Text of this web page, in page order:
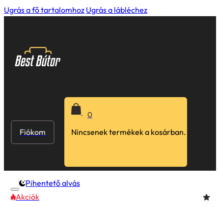
Ugrás a fő tartalomhoz Ugrás a lábléchez
Fiókom
0
Nincsenek termékek a kosárban.
Pihentető alvás
Akciók